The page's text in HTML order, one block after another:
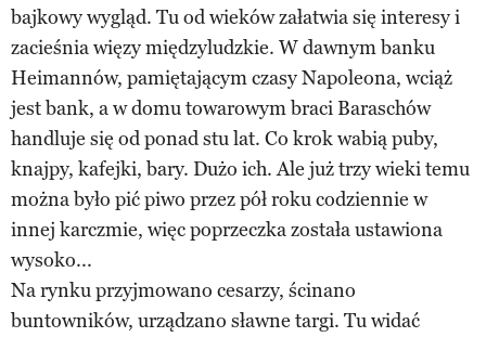
bajkowy wygląd. Tu od wieków załatwia się interesy i
zacieśnia więzy międzyludzkie. W dawnym banku
Heimannów, pamiętającym czasy Napoleona, wciąż
jest bank, a w domu towarowym braci Baraschów
handluje się od ponad stu lat. Co krok wabią puby,
knajpy, kafejki, bary. Dużo ich. Ale już trzy wieki temu
można było pić piwo przez pół roku codziennie w
innej karczmie, więc poprzeczka została ustawiona
wysoko...
Na rynku przyjmowano cesarzy, ścinano
buntowników, urządzano sławne targi. Tu widać